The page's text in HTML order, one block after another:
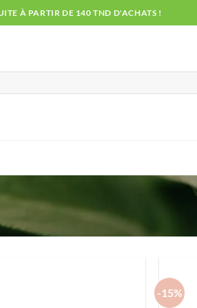
À PARTIR DE 140 TND D'ACHATS !
-15%